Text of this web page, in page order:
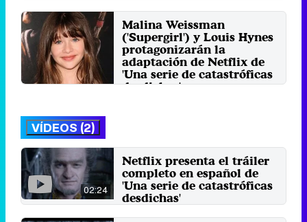
Malina Weissman
('Supergirl') y Louis Hynes
protagonizarán la
adaptación de Netflix de
'Una serie de catastróficas
desdichas'
VÍDEOS (2)
02:24
Netflix presenta el tráiler
completo en español de
'Una serie de catastróficas
desdichas'